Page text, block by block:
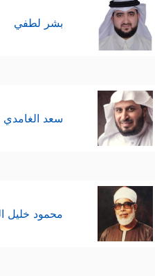
بشر لطفي
سعد الغامدي
محمود خليل